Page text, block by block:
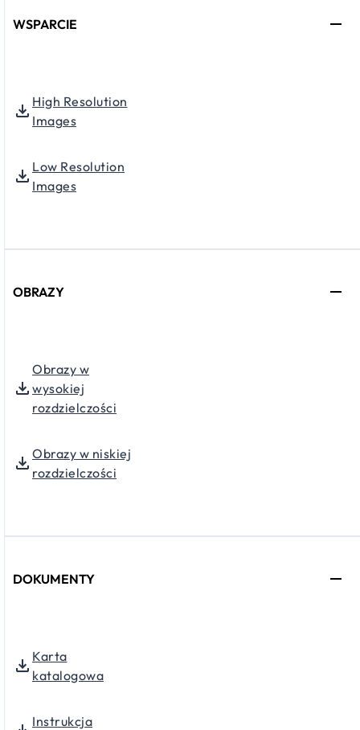
WSPARCIE
High Resolution
Images
Low Resolution
Images
OBRAZY
Obrazy w
wysokiej
rozdzielczości
Obrazy w niskiej
rozdzielczości
DOKUMENTY
Karta
katalogowa
Instrukcja